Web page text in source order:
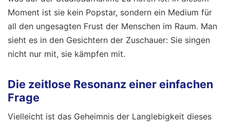
Moment ist sie kein Popstar, sondern ein Medium für
all den ungesagten Frust der Menschen im Raum. Man
sieht es in den Gesichtern der Zuschauer: Sie singen
nicht nur mit, sie kämpfen mit.
Die zeitlose Resonanz einer einfachen
Frage
Vielleicht ist das Geheimnis der Langlebigkeit dieses